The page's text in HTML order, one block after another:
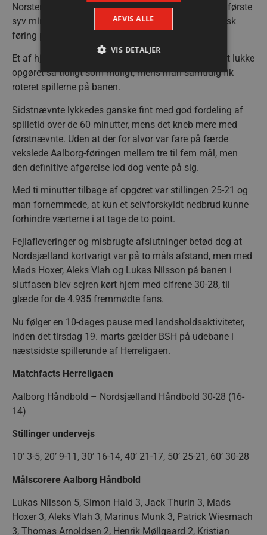
Norsten havde således fire redninger på halvlegens første
syv minutter, hvilket gav grobund for en øget nordjysk
føring på 21-16 efter 38 minutters spil.
Et af hjemmeholdets delmål for dagens kamp var at lukke
opgøret så tidligt som muligt, mens man samtidig fik
roteret spillerne på banen.
Sidstnævnte lykkedes ganske fint med god fordeling af
spilletid over de 60 minutter, mens det kneb mere med
førstnævnte. Uden at der for alvor var fare på færde
vekslede Aalborg-føringen mellem tre til fem mål, men
den definitive afgørelse lod dog vente på sig.
Med ti minutter tilbage af opgøret var stillingen 25-21 og
man fornemmede, at kun et selvforskyldt nedbrud kunne
forhindre værterne i at tage de to point.
Fejlafleveringer og misbrugte afslutninger betød dog at
Nordsjælland kortvarigt var på to måls afstand, men med
Mads Hoxer, Aleks Vlah og Lukas Nilsson på banen i
slutfasen blev sejren kørt hjem med cifrene 30-28, til
glæde for de 4.935 fremmødte fans.
Nu følger en 10-dages pause med landsholdsaktiviteter,
inden det tirsdag 19. marts gælder BSH på udebane i
næstsidste spillerunde af Herreligaen.
Matchfacts Herreligaen
Aalborg Håndbold – Nordsjælland Håndbold 30-28 (16-
14)
Stillinger undervejs
10’ 3-5, 20’ 9-11, 30’ 16-14, 40’ 21-17, 50’ 25-21, 60’ 30-28
Målscorere Aalborg Håndbold
Lukas Nilsson 5, Simon Hald 3, Jack Thurin 3, Mads
Hoxer 3, Aleks Vlah 3, Marinus Munk 3, Patrick Wiesmach
3, Thomas Arnoldsen 2, Henrik Møllgaard 2, Kristian
AFVIS ALLE
VIS DETALJER
Målretning
Funktionalitet
Absolut nødvendige cookies muliggør
hjemmesidens grundlæggende funktionalitet
såsom brugerlogin og kontoadministration.
Hjemmesiden kan ikke bruges korrekt uden de
absolut nødvendige cookies.
Navn Udbyder / Domæne
/dyna-.*/i
.aalborghaandbold.dk
_dcid
Google
.aalborghaandbold.dk
__cf_bm
Cloudflare Inc.
.linkedin.com
VISITOR_PRIVACY_METADATA
YouTube
.youtube.com
Google Privacy Policy